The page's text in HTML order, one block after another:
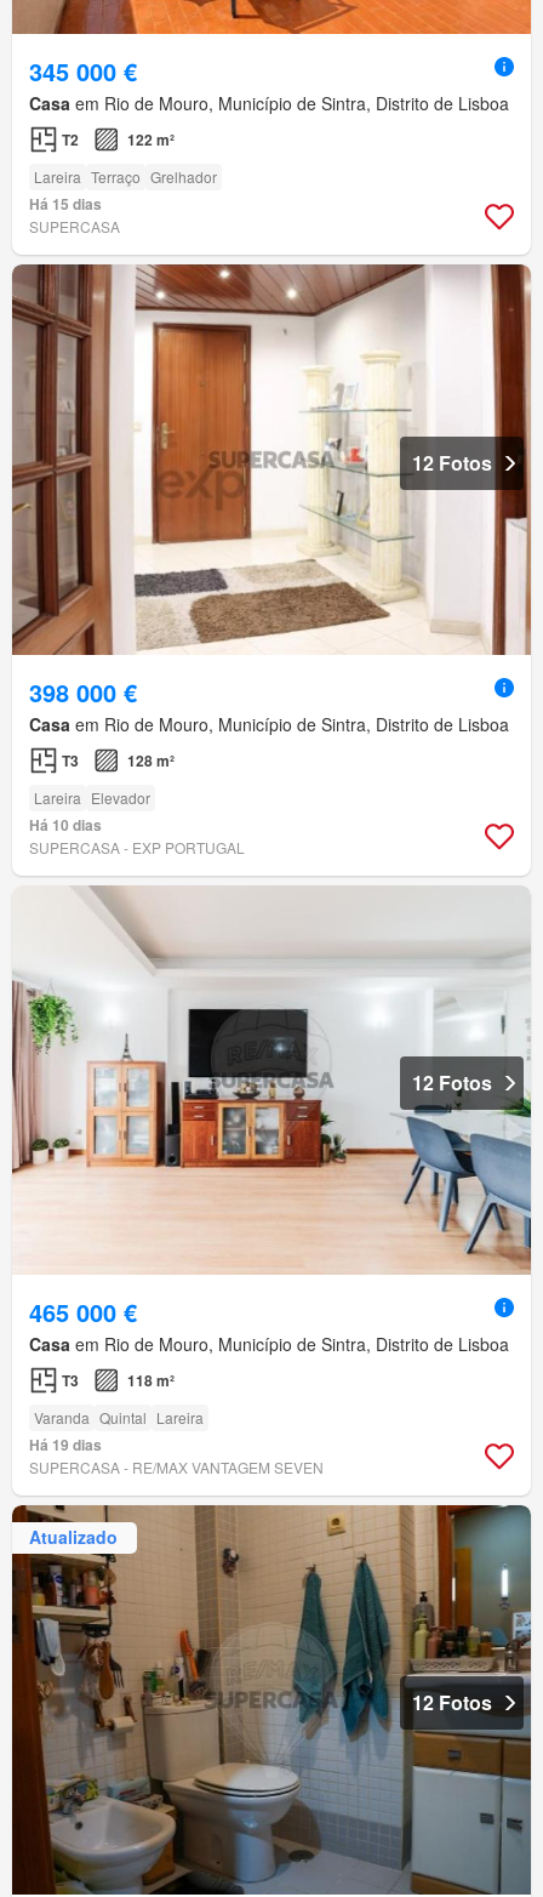
345 000 €
Casa em Rio de Mouro, Município de Sintra, Distrito de Lisboa
T2 122 m²
Lareira Terraço Grelhador
Há 15 dias
SUPERCASA
12 Fotos
398 000 €
Casa em Rio de Mouro, Município de Sintra, Distrito de Lisboa
T3 128 m²
Lareira Elevador
Há 10 dias
SUPERCASA - EXP PORTUGAL
12 Fotos
465 000 €
Casa em Rio de Mouro, Município de Sintra, Distrito de Lisboa
T3 118 m²
Varanda Quintal Lareira
Há 19 dias
SUPERCASA - RE/MAX VANTAGEM SEVEN
Atualizado
12 Fotos